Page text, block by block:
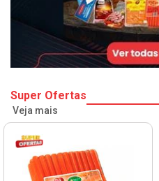
Super Ofertas
Veja mais